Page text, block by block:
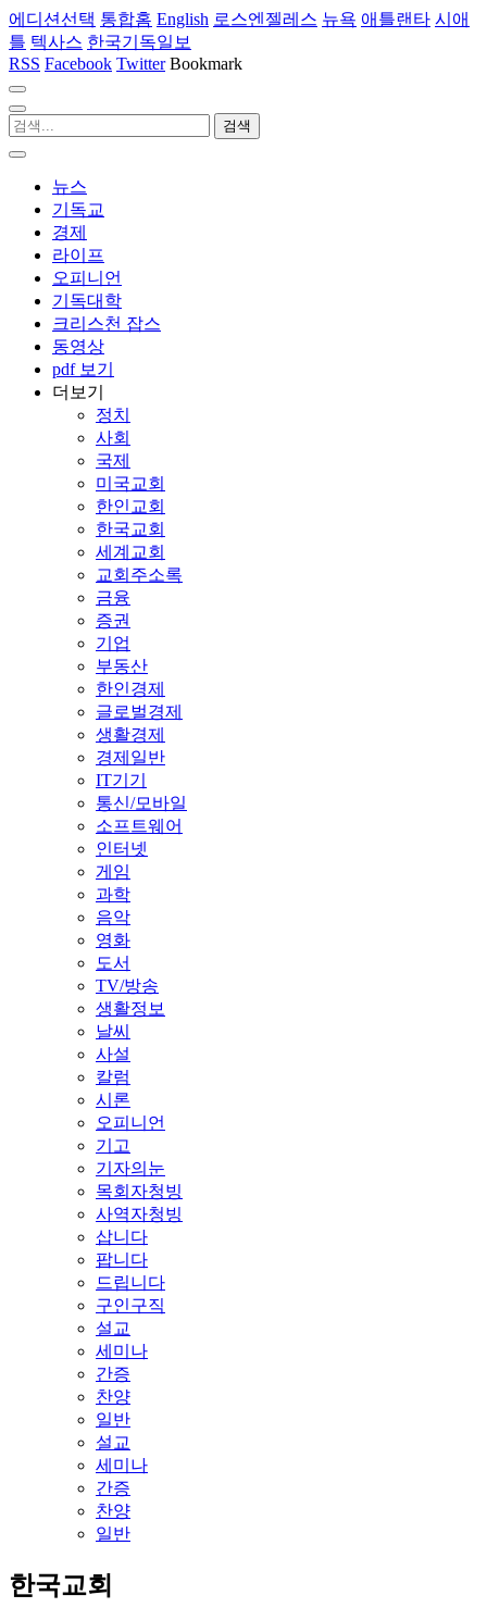
에디션선택 통합홈 English 로스엔젤레스 뉴욕 애틀랜타 시애
틀 텍사스 한국기독일보
RSS Facebook Twitter Bookmark
뉴스
기독교
경제
라이프
오피니언
기독대학
크리스천 잡스
동영상
pdf 보기
더보기
정치
사회
국제
미국교회
한인교회
한국교회
세계교회
교회주소록
금융
증권
기업
부동산
한인경제
글로벌경제
생활경제
경제일반
IT기기
통신/모바일
소프트웨어
인터넷
게임
과학
음악
영화
도서
TV/방송
생활정보
날씨
사설
칼럼
시론
오피니언
기고
기자의눈
목회자청빙
사역자청빙
삽니다
팝니다
드립니다
구인구직
설교
세미나
간증
찬양
일반
설교
세미나
간증
찬양
일반
한국교회